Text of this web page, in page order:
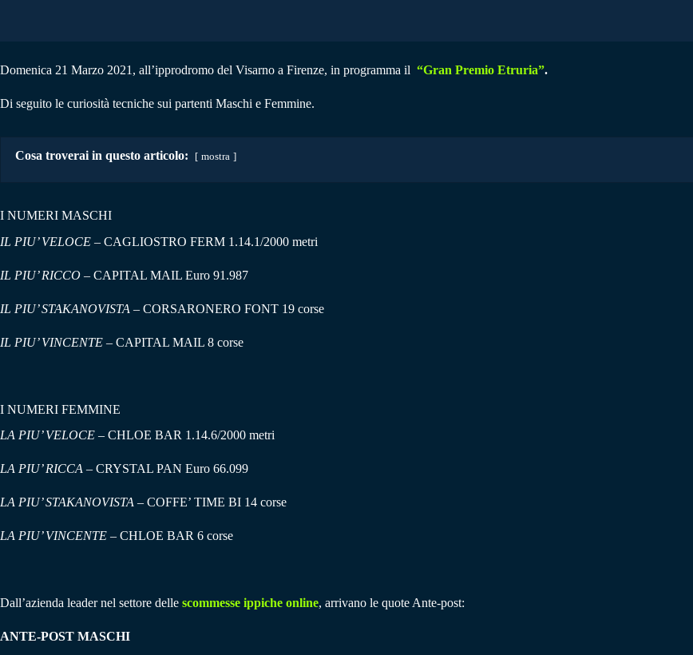
Domenica 21 Marzo 2021, all’ipprodromo del Visarno a Firenze, in programma il “Gran Premio Etruria”.
Di seguito le curiosità tecniche sui partenti Maschi e Femmine.
Cosa troverai in questo articolo: mostra
I NUMERI MASCHI
IL PIU’ VELOCE – CAGLIOSTRO FERM 1.14.1/2000 metri
IL PIU’ RICCO – CAPITAL MAIL Euro 91.987
IL PIU’ STAKANOVISTA – CORSARONERO FONT 19 corse
IL PIU’ VINCENTE – CAPITAL MAIL 8 corse
I NUMERI FEMMINE
LA PIU’ VELOCE – CHLOE BAR 1.14.6/2000 metri
LA PIU’ RICCA – CRYSTAL PAN Euro 66.099
LA PIU’ STAKANOVISTA – COFFE’ TIME BI 14 corse
LA PIU’ VINCENTE – CHLOE BAR 6 corse
Dall’azienda leader nel settore delle scommesse ippiche online, arrivano le quote Ante-post:
ANTE-POST MASCHI